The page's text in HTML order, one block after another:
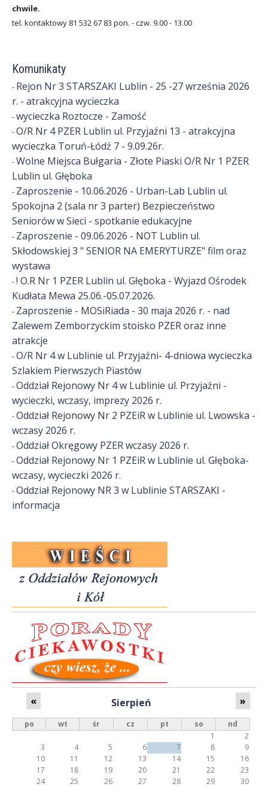
chwile.
tel. kontaktowy 81 532 67 83 pon. - czw. 9.00 - 13.00
Komunikaty
- Rejon Nr 3 STARSZAKI Lublin - 25 -27 września 2026
r. - atrakcyjna wycieczka
-wycieczka Roztocze - Zamość
-O/R Nr 4 PZER Lublin ul. Przyjaźni 13 - atrakcyjna
wycieczka Toruń-Łódź 7 - 9.09.26r.
-Wolne Miejsca Bułgaria - Złote Piaski O/R Nr 1 PZER
Lublin ul. Głęboka
- Zaproszenie - 10.06.2026 - Urban-Lab Lublin ul.
Spokojna 2 (sala nr 3 parter) Bezpieczeństwo
Seniorów w Sieci - spotkanie edukacyjne
- Zaproszenie - 09.06.2026 - NOT Lublin ul.
Skłodowskiej 3 " SENIOR NA EMERYTURZE" film oraz
wystawa
-! O.R Nr 1 PZER Lublin ul. Głęboka - Wyjazd Ośrodek
Kudłata Mewa 25.06.-05.07.2026.
- Zaproszenie - MOSiRiada - 30 maja 2026 r. - nad
Zalewem Zemborzyckim stoisko PZER oraz inne
atrakcje
-O/R Nr 4 w Lublinie ul. Przyjaźni- 4-dniowa wycieczka
Szlakiem Pierwszych Piastów
-Oddział Rejonowy Nr 4 w Lublinie ul. Przyjaźni -
wycieczki, wczasy, imprezy 2026 r.
-Oddział Rejonowy Nr 2 PZEiR w Lublinie ul. Lwowska -
wczasy 2026 r.
-Oddział Okręgowy PZER wczasy 2026 r.
-Oddział Rejonowy Nr 1 PZEiR w Lublinie ul. Głęboka-
wczasy, wycieczki 2026 r.
-Oddział Rejonowy NR 3 w Lublinie STARSZAKI -
informacja
Sierpień
« »
po wt śr cz pt so
nd
1
2
3
4 5 6 7 8
9
10
11 12 13 14 15
16
17
18 19 20 21 22
23
24
25 26 27 28 29
30